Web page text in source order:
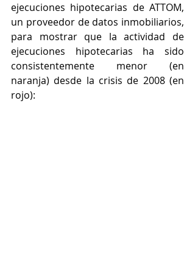
ejecuciones hipotecarias de ATTOM,
un proveedor de datos inmobiliarios,
para mostrar que la actividad de
ejecuciones hipotecarias ha sido
consistentemente menor (en
naranja) desde la crisis de 2008 (en
rojo):